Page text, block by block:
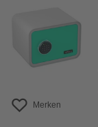
Merken